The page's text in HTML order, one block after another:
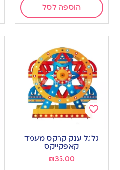
הוספה לסל
to
wishlist
גלגל ענק קרקס מעמד
קאפקייקס
₪35.00